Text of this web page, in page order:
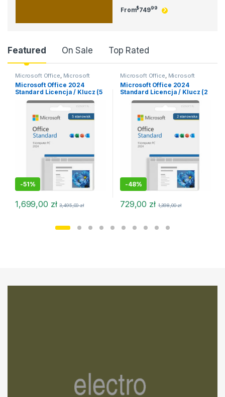
From$74999
Product Carousel Tabs
Featured On Sale Top Rated
Microsoft Office Microsoft
Office 2024 Microsoft Office
2024 MacOS,Office dla MacOS
Microsoft Office 2024
Standard Licencja / Klucz (5
stanowisk)
-51%
1,699,00 zł 3,495,00zł
Microsoft Office Microsoft
Office 2024 Microsoft Office
2024 MacOS,Microsoft Office
2024 macOS,Office dla MacOS
Microsoft Office 2024
Standard Licencja / Klucz (2
stanowiska)
-48%
729,00 zł 1,398,00zł